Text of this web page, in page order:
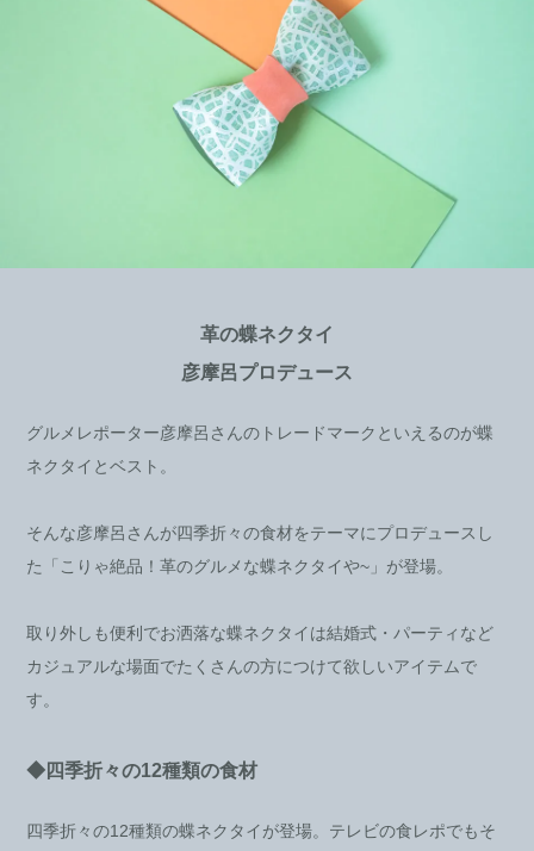
革の蝶ネクタイ
彦摩呂プロデュース
グルメレポーター彦摩呂さんのトレードマークといえるのが蝶
ネクタイとベスト。
そんな彦摩呂さんが四季折々の食材をテーマにプロデュースし
た「こりゃ絶品！革のグルメな蝶ネクタイや~」が登場。
取り外しも便利でお洒落な蝶ネクタイは結婚式・パーティなど
カジュアルな場面でたくさんの方につけて欲しいアイテムで
す。
◆四季折々の12種類の食材
四季折々の12種類の蝶ネクタイが登場。テレビの食レポでもそ